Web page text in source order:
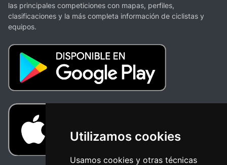
Utilizamos cookies
Usamos cookies y otras técnicas
las principales competiciones con mapas, perfiles,
clasificaciones y la más completa información de ciclistas y
equipos.